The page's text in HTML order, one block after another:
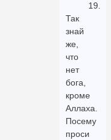
19.
Так
знай
же,
что
нет
бога,
кроме
Аллаха.
Посему
проси